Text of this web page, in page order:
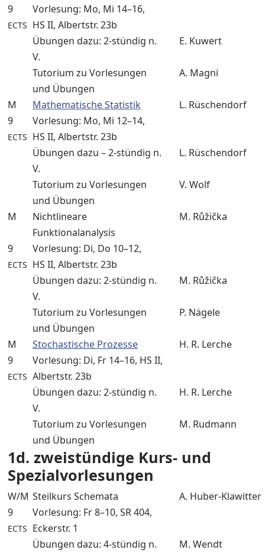
9
ECTS
Vorlesung: Mo, Mi 14–16,
HS II, Albertstr. 23b
Übungen dazu: 2-stündig n.
V.
E. Kuwert
Tutorium zu Vorlesungen
und Übungen
A. Magni
M Mathematische Statistik
L. Rüschendorf
9
ECTS
Vorlesung: Mo, Mi 12–14,
HS II, Albertstr. 23b
Übungen dazu – 2-stündig n.
V.
L. Rüschendorf
Tutorium zu Vorlesungen
und Übungen
V. Wolf
M
Nichtlineare
Funktionalanalysis
M. Růžička
9
ECTS
Vorlesung: Di, Do 10–12,
HS II, Albertstr. 23b
Übungen dazu: 2-stündig n.
V.
M. Růžička
Tutorium zu Vorlesungen
und Übungen
P. Nägele
M Stochastische Prozesse
H. R. Lerche
9
ECTS
Vorlesung: Di, Fr 14–16, HS II,
Albertstr. 23b
Übungen dazu: 2-stündig n.
V.
H. R. Lerche
Tutorium zu Vorlesungen
und Übungen
M. Rudmann
1d. zweistündige Kurs- und
Spezialvorlesungen
W/M Steilkurs Schemata
A. Huber-Klawitter
9
ECTS
Vorlesung: Fr 8–10, SR 404,
Eckerstr. 1
Übungen dazu: 4-stündig n.
M. Wendt